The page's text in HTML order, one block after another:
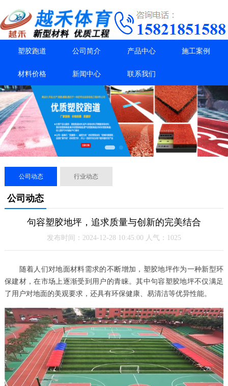
塑胶跑道 公司简介 产品中心 施工案例
材料价格 新闻中心 联系我们
公司动态 行业动态
公司动态
句容塑胶地坪，追求质量与创新的完美结合
发布时间：2024-12-28 10:45:00 人气：1025
随着人们对地面材料需求的不断增加，塑胶地坪作为一种新型环
保建材，在市场上逐渐受到用户的青睐。其中句容塑胶地坪不仅满足
了用户对地面的美观要求，还具有环保健康、易清洁等优异性能。